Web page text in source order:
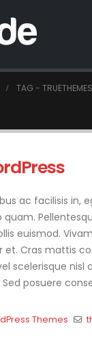
TAG - TRUETHEMES
ac facilisis in,
euismod.
et. Cras mattis
scelerisque
posuere
Themes